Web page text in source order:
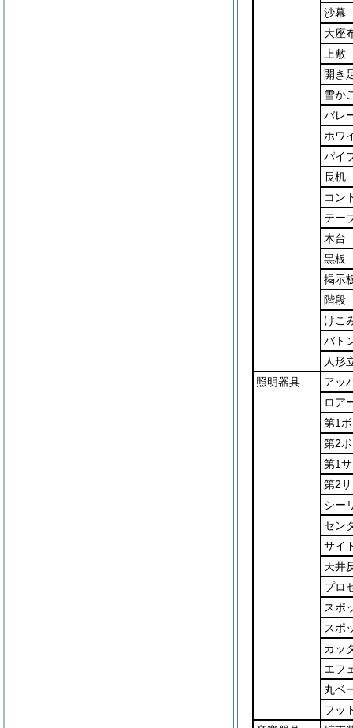
沙幕
大座
上敷
開き
雪か
バレ
ホワ
パイ
長机
コン
テー
木台
黒板
掲示
階段
けこ
バト
人形
照明器具
アッ
ロア
第1
第2
第1
第2
シー
セン
サイ
天井
プロ
スポ
スポ
カッ
エフ
丸ベ
フッ